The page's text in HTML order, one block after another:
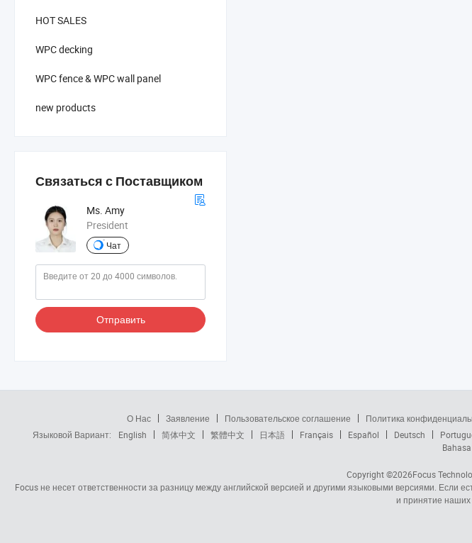
HOT SALES
WPC decking
WPC fence & WPC wall panel
new products
Связаться с Поставщиком
Ms. Amy
President
Чат
Отправить
О Нас Заявление Пользовательское соглашение Политика
Языковой Вариант:
English 简体中文 繁體中文 日本語 Français Español Deutsch
Copyright ©2026Focus
Focus не несет ответственности за разницу между английской версией и другими языковыми версиями.
и принятие наших